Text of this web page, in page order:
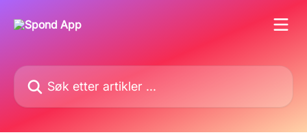
Søk etter artikler ...